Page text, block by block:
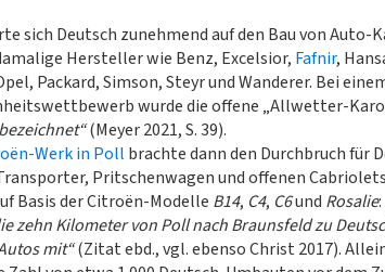
sich Deutsch zunehmend auf den Bau von Auto-
Hersteller wie Benz, Excelsior, Fafnir,
Packard, Simson, Steyr und Wanderer. Bei
wurde die offene „Allwetter-
(Meyer 2021, S. 39).
Werk in Poll brachte dann den Durchbruch für
Pritschenwagen und offenen
Basis der Citroën-Modelle B14, C4, C6und Rosalie:
zehn Kilometer von Poll nach Braunsfeld zu
mit“(Zitat ebd., vgl. ebenso Christ 2017).